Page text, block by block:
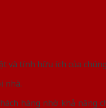
và tính hữu ích của
nhà.
hàng nhờ khả năng